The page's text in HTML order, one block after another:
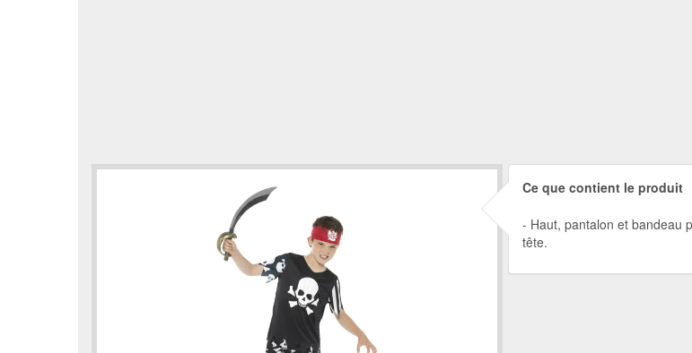
Ce que contient le produit
Haut, pantalon et bandeau
tête.